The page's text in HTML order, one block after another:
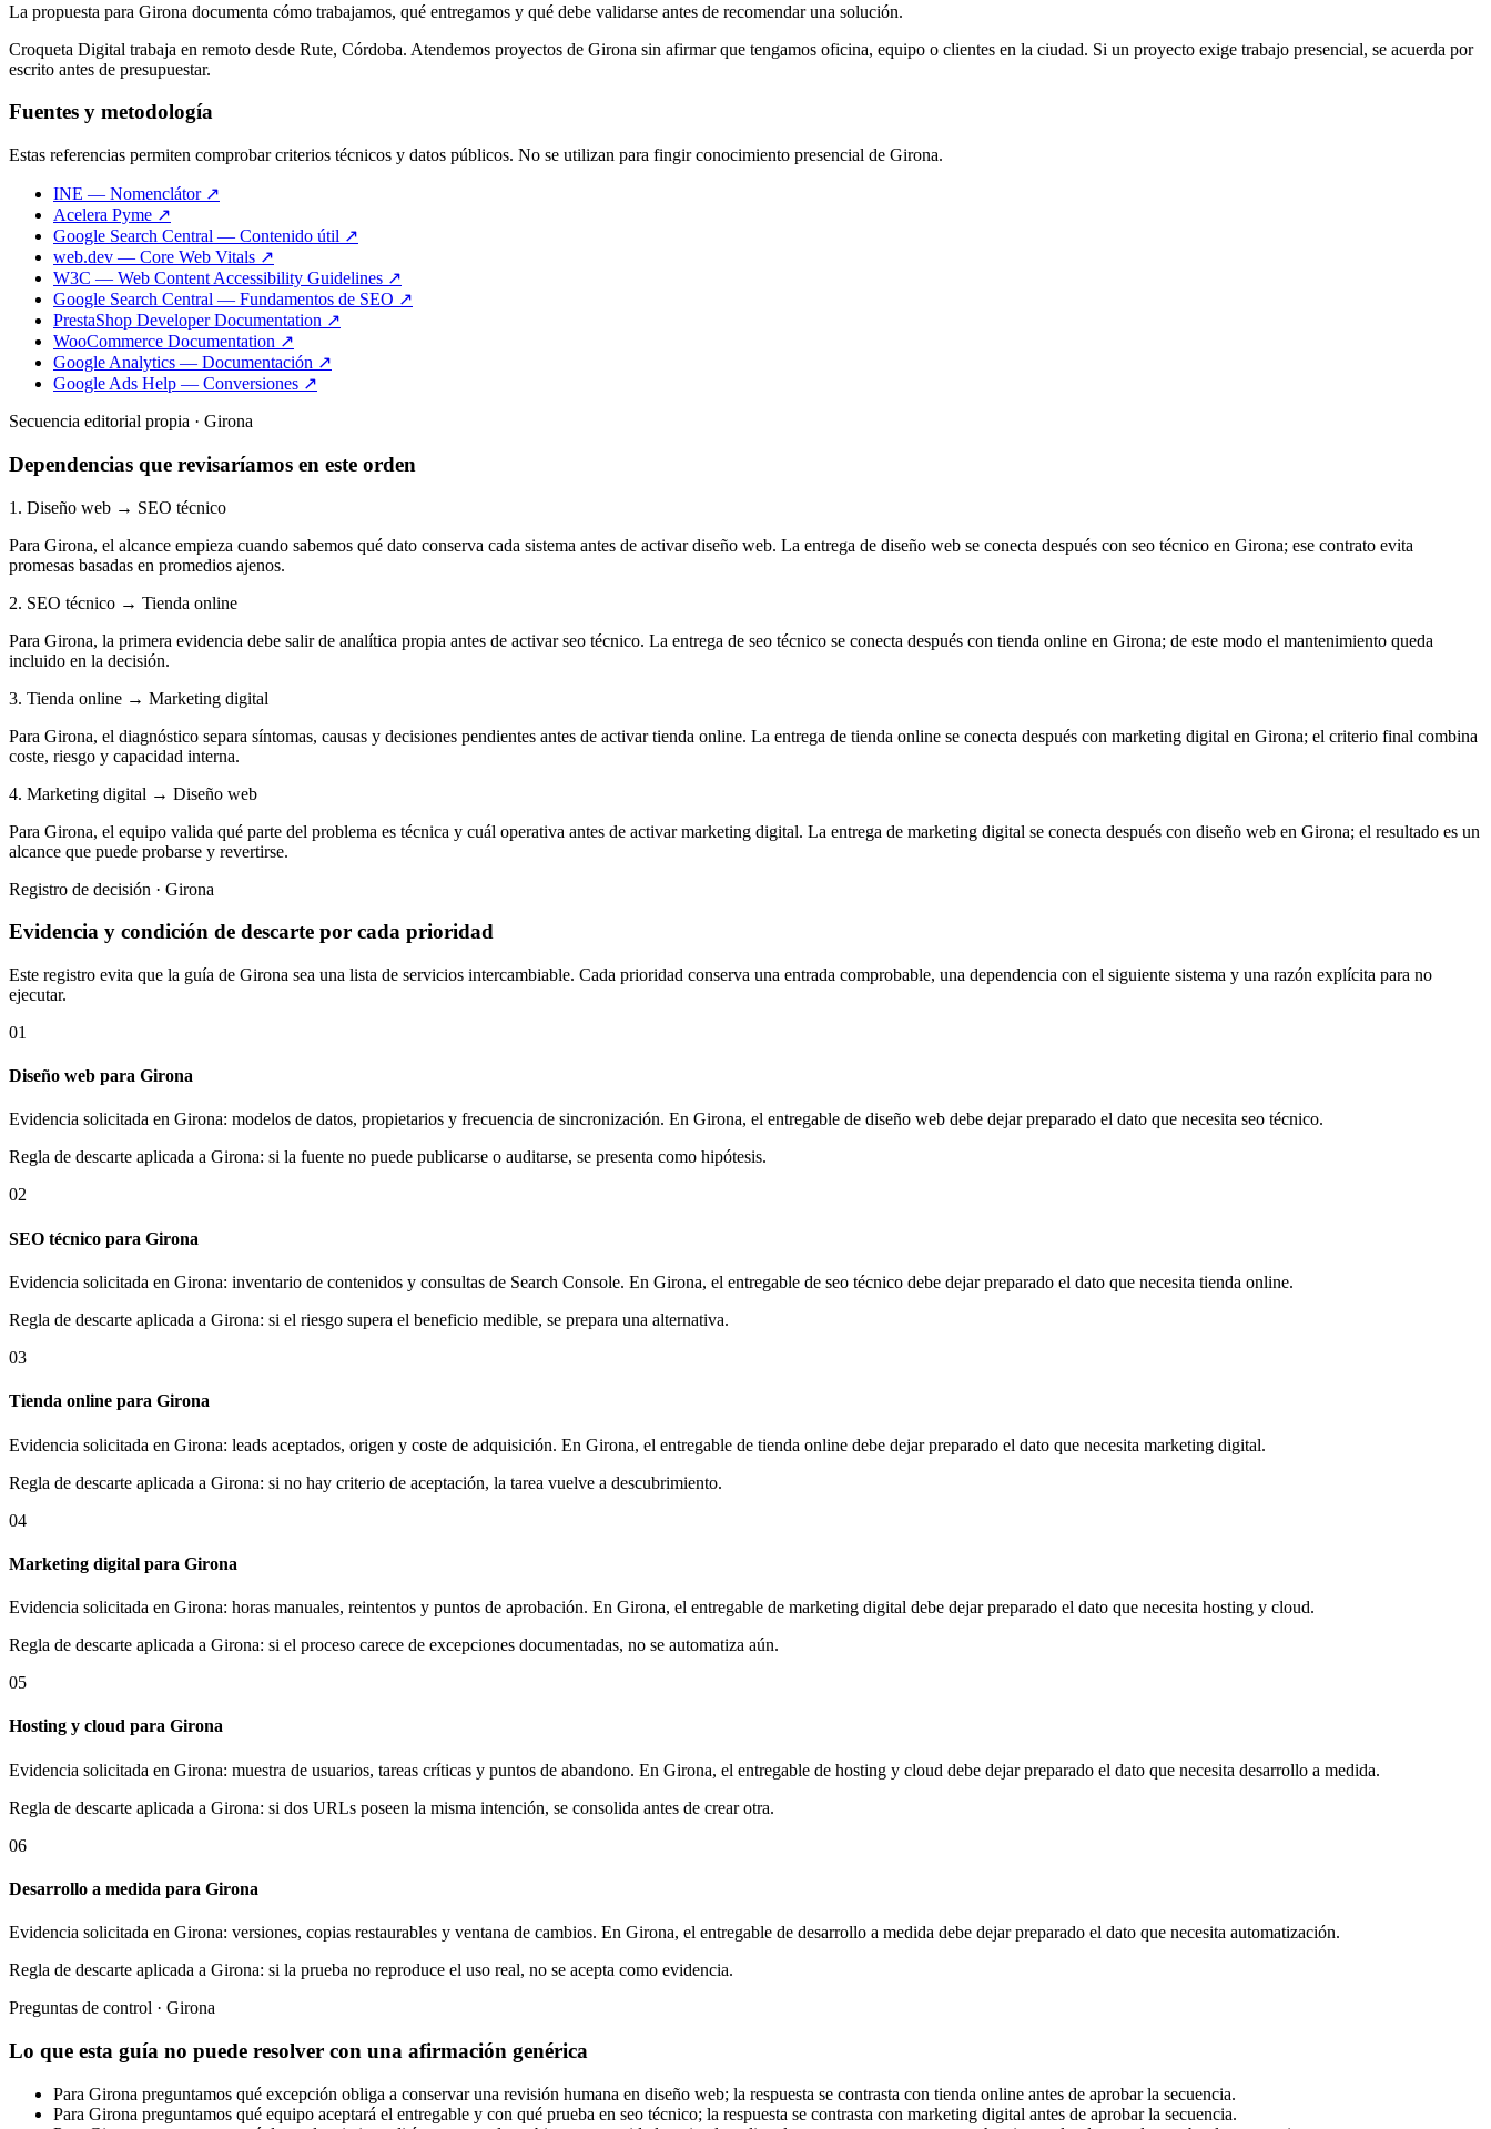
La propuesta para Girona documenta cómo trabajamos, qué entregamos y qué debe validarse antes de recomendar una solución.
Croqueta Digital trabaja en remoto desde Rute, Córdoba. Atendemos proyectos de Girona sin afirmar que tengamos oficina, equipo o clientes en la ciudad. Si un proyecto exige trabajo presencial, se acuerda por
escrito antes de presupuestar.
Fuentes y metodología
Estas referencias permiten comprobar criterios técnicos y datos públicos. No se utilizan para fingir conocimiento presencial de Girona.
INE — Nomenclátor ↗
Acelera Pyme ↗
Google Search Central — Contenido útil ↗
web.dev — Core Web Vitals ↗
W3C — Web Content Accessibility Guidelines ↗
Google Search Central — Fundamentos de SEO ↗
PrestaShop Developer Documentation ↗
WooCommerce Documentation ↗
Google Analytics — Documentación ↗
Google Ads Help — Conversiones ↗
Secuencia editorial propia · Girona
Dependencias que revisaríamos en este orden
1. Diseño web → SEO técnico
Para Girona, el alcance empieza cuando sabemos qué dato conserva cada sistema antes de activar diseño web. La entrega de diseño web se conecta después con seo técnico en Girona; ese contrato evita
promesas basadas en promedios ajenos.
2. SEO técnico → Tienda online
Para Girona, la primera evidencia debe salir de analítica propia antes de activar seo técnico. La entrega de seo técnico se conecta después con tienda online en Girona; de este modo el mantenimiento queda
incluido en la decisión.
3. Tienda online → Marketing digital
Para Girona, el diagnóstico separa síntomas, causas y decisiones pendientes antes de activar tienda online. La entrega de tienda online se conecta después con marketing digital en Girona; el criterio final combina
coste, riesgo y capacidad interna.
4. Marketing digital → Diseño web
Para Girona, el equipo valida qué parte del problema es técnica y cuál operativa antes de activar marketing digital. La entrega de marketing digital se conecta después con diseño web en Girona; el resultado es un
alcance que puede probarse y revertirse.
Registro de decisión · Girona
Evidencia y condición de descarte por cada prioridad
Este registro evita que la guía de Girona sea una lista de servicios intercambiable. Cada prioridad conserva una entrada comprobable, una dependencia con el siguiente sistema y una razón explícita para no
ejecutar.
01
Diseño web para Girona
Evidencia solicitada en Girona: modelos de datos, propietarios y frecuencia de sincronización. En Girona, el entregable de diseño web debe dejar preparado el dato que necesita seo técnico.
Regla de descarte aplicada a Girona: si la fuente no puede publicarse o auditarse, se presenta como hipótesis.
02
SEO técnico para Girona
Evidencia solicitada en Girona: inventario de contenidos y consultas de Search Console. En Girona, el entregable de seo técnico debe dejar preparado el dato que necesita tienda online.
Regla de descarte aplicada a Girona: si el riesgo supera el beneficio medible, se prepara una alternativa.
03
Tienda online para Girona
Evidencia solicitada en Girona: leads aceptados, origen y coste de adquisición. En Girona, el entregable de tienda online debe dejar preparado el dato que necesita marketing digital.
Regla de descarte aplicada a Girona: si no hay criterio de aceptación, la tarea vuelve a descubrimiento.
04
Marketing digital para Girona
Evidencia solicitada en Girona: horas manuales, reintentos y puntos de aprobación. En Girona, el entregable de marketing digital debe dejar preparado el dato que necesita hosting y cloud.
Regla de descarte aplicada a Girona: si el proceso carece de excepciones documentadas, no se automatiza aún.
05
Hosting y cloud para Girona
Evidencia solicitada en Girona: muestra de usuarios, tareas críticas y puntos de abandono. En Girona, el entregable de hosting y cloud debe dejar preparado el dato que necesita desarrollo a medida.
Regla de descarte aplicada a Girona: si dos URLs poseen la misma intención, se consolida antes de crear otra.
06
Desarrollo a medida para Girona
Evidencia solicitada en Girona: versiones, copias restaurables y ventana de cambios. En Girona, el entregable de desarrollo a medida debe dejar preparado el dato que necesita automatización.
Regla de descarte aplicada a Girona: si la prueba no reproduce el uso real, no se acepta como evidencia.
Preguntas de control · Girona
Lo que esta guía no puede resolver con una afirmación genérica
Para Girona preguntamos qué excepción obliga a conservar una revisión humana en diseño web; la respuesta se contrasta con tienda online antes de aprobar la secuencia.
Para Girona preguntamos qué equipo aceptará el entregable y con qué prueba en seo técnico; la respuesta se contrasta con marketing digital antes de aprobar la secuencia.